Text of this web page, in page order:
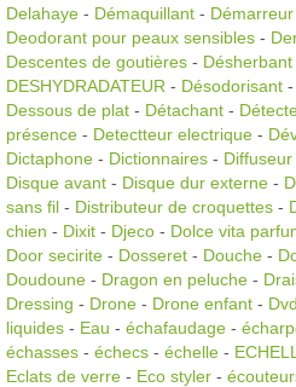
Delahaye - Démaquillant -
Deodorant pour peaux sensibles -
Descentes de goutières - Désherbant
DESHYDRADATEUR - Désodorisant -
Dessous de plat - Détachant -
présence - Detectteur electrique -
Dictaphone - Dictionnaires -
Disque avant - Disque dur externe -
sans fil - Distributeur de croquettes -
chien - Dixit - Djeco - Dolce vita
Door secirite - Dosseret - Douche -
Doudoune - Dragon en peluche -
Dressing - Drone - Drone enfant - Dvd
liquides - Eau - échafaudage -
échasses - échecs - échelle -
Eclats de verre - Eco styler -